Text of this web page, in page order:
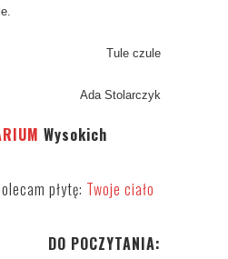
Tule czule
Ada Stolarczyk
Wysokich
płytę: Twoje ciało
DO POCZYTANIA: